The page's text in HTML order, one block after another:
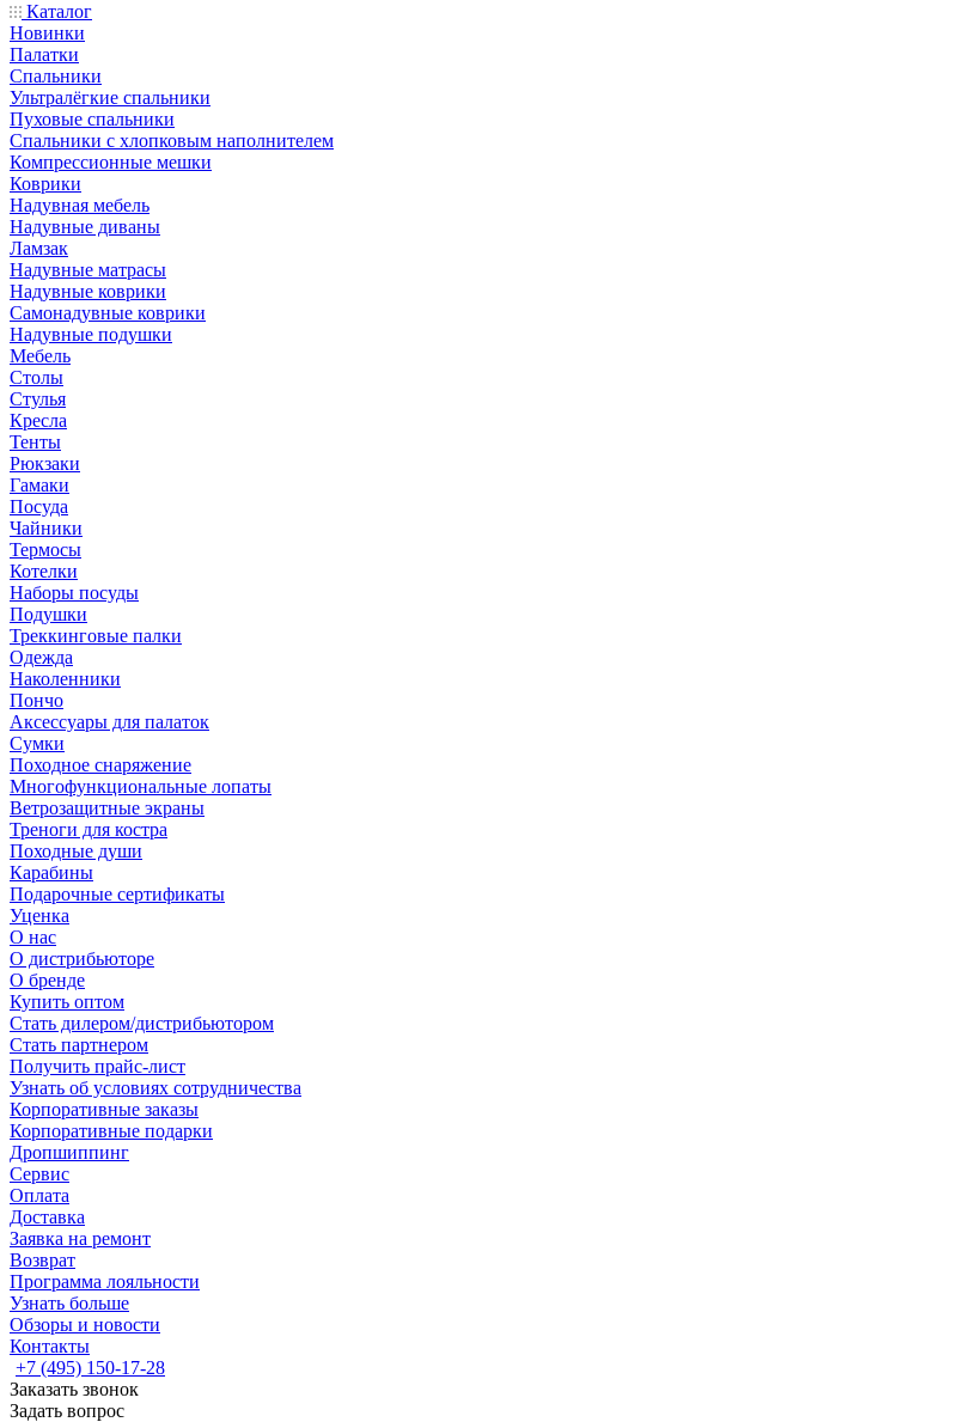
Каталог
Новинки
Палатки
Спальники
Ультралёгкие спальники
Пуховые спальники
Спальники с хлопковым наполнителем
Компрессионные мешки
Коврики
Надувная мебель
Надувные диваны
Ламзак
Надувные матрасы
Надувные коврики
Самонадувные коврики
Надувные подушки
Мебель
Столы
Стулья
Кресла
Тенты
Рюкзаки
Гамаки
Посуда
Чайники
Термосы
Котелки
Наборы посуды
Подушки
Треккинговые палки
Одежда
Наколенники
Пончо
Аксессуары для палаток
Сумки
Походное снаряжение
Многофункциональные лопаты
Ветрозащитные экраны
Треноги для костра
Походные души
Карабины
Подарочные сертификаты
Уценка
О нас
О дистрибьюторе
О бренде
Купить оптом
Стать дилером/дистрибьютором
Стать партнером
Получить прайс-лист
Узнать об условиях сотрудничества
Корпоративные заказы
Корпоративные подарки
Дропшиппинг
Сервис
Оплата
Доставка
Заявка на ремонт
Возврат
Программа лояльности
Узнать больше
Обзоры и новости
Контакты
+7 (495) 150-17-28
Заказать звонок
Задать вопрос